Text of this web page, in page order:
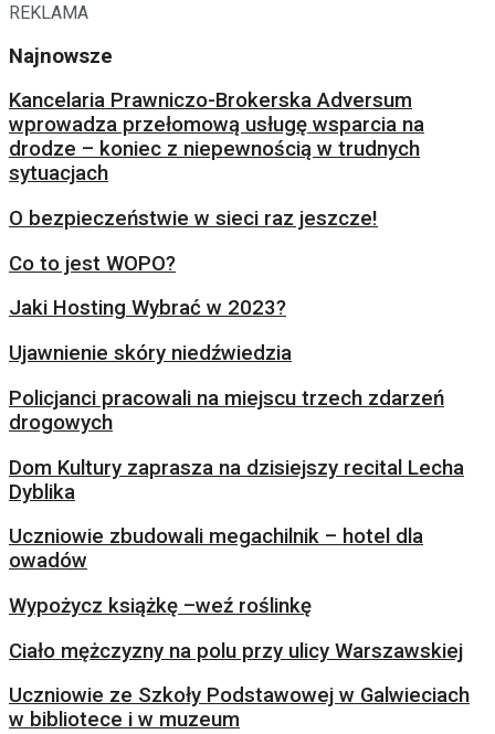
REKLAMA
Najnowsze
Kancelaria Prawniczo-Brokerska Adversum
wprowadza przełomową usługę wsparcia na
drodze – koniec z niepewnością w trudnych
sytuacjach
O bezpieczeństwie w sieci raz jeszcze!
Co to jest WOPO?
Jaki Hosting Wybrać w 2023?
Ujawnienie skóry niedźwiedzia
Policjanci pracowali na miejscu trzech zdarzeń
drogowych
Dom Kultury zaprasza na dzisiejszy recital Lecha
Dyblika
Uczniowie zbudowali megachilnik – hotel dla
owadów
Wypożycz książkę –weź roślinkę
Ciało mężczyzny na polu przy ulicy Warszawskiej
Uczniowie ze Szkoły Podstawowej w Galwieciach
w bibliotece i w muzeum